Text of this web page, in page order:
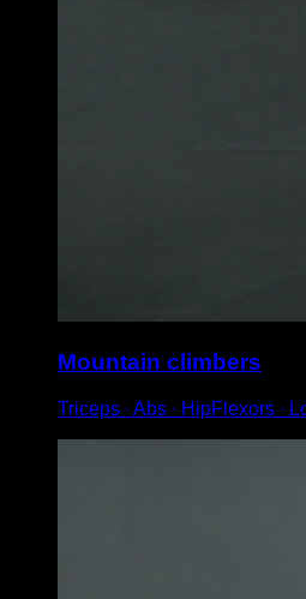
Mountain climbers
Triceps ∙ Abs ∙ HipFlexors ∙